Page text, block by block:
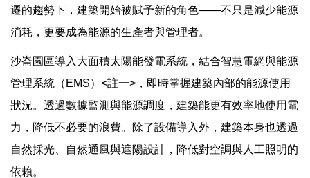
遷的趨勢下，建築開始被賦予新的角色——不只是減少能源
消耗，更要成為能源的生產者與管理者。
沙崙園區導入大面積太陽能發電系統，結合智慧電網與能源
管理系統（EMS）<註一>，即時掌握建築內部的能源使用
狀況。透過數據監測與能源調度，建築能更有效率地使用電
力，降低不必要的浪費。除了設備導入外，建築本身也透過
自然採光、自然通風與遮陽設計，降低對空調與人工照明的
依賴。